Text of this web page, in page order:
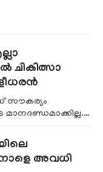
ചികിത്സാ
സൗകര്യം
അവധി